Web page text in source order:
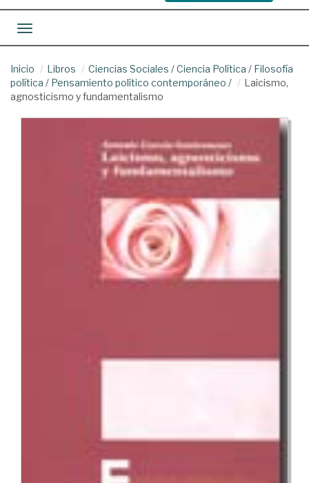
Toggle navigation
Inicio Libros Ciencias Sociales /Ciencia Política / Filosofía
política / Pensamiento político contemporáneo /
Laicismo,
agnosticismo y fundamentalismo